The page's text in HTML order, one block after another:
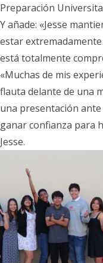
Preparación
Y añade: «Jesse
estar
está totalmente
«Muchas de mis
flauta delante de una
una presentación
ganar confianza para
Jesse.